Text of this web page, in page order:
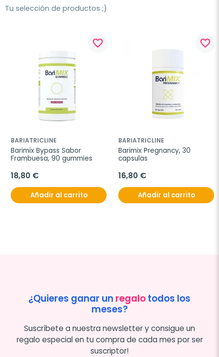
Tu selección de productos ;)
favorite_border
BARIATRICLINE
Barimix Bypass Sabor
Frambuesa, 90 gummies
18,80 €
Añadir al carrito
favorite_border
BARIATRICLINE
Barimix Pregnancy, 30
capsulas
16,80 €
Añadir al carrito
¿Quieres ganar un regalotodos los
meses?
Suscríbete a nuestra newsletter y consigue un
regalo especial en tu compra de cada mes por ser
suscriptor!